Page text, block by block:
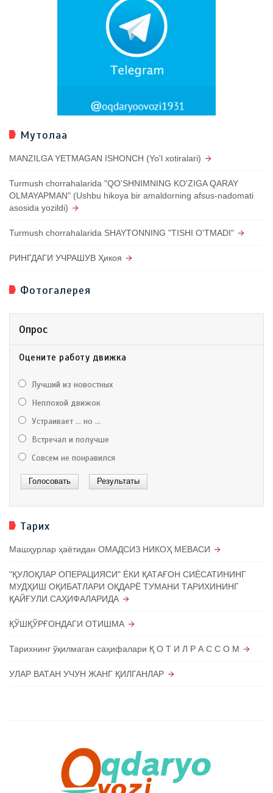
Мутолаа
MANZILGA YETMAGAN ISHONCH (Yo'l xotiralari)
Turmush chorrahalarida "QO'SHNIMNING KO'ZIGA QARAY
OLMAYAPMAN" (Ushbu hikoya bir amaldorning afsus-nadomati
asosida yozildi)
Turmush chorrahalarida SHAYTONNING "TISHI O'TMADI"
РИНГДАГИ УЧРАШУВ Ҳикоя
Фотогалерея
Опрос
Оцените работу движка
Лучший из новостных
Неплохой движок
Устраивает ... но ...
Встречал и получше
Совсем не понравился
Тарих
Машҳурлар ҳаётидан ОМАДСИЗ НИКОҲ МЕВАСИ
"ҚУЛОҚЛАР ОПЕРАЦИЯСИ" ЁКИ ҚАТАҒОН СИЁСАТИНИНГ
МУДҲИШ ОҚИБАТЛАРИ ОҚДАРЁ ТУМАНИ ТАРИХИНИНГ
ҚАЙҒУЛИ САҲИФАЛАРИДА
ҚЎШҚЎРҒОНДАГИ ОТИШМА
Тарихнинг ўқилмаган саҳифалари Қ О Т И Л Р А С С О М
УЛАР ВАТАН УЧУН ЖАНГ ҚИЛГАНЛАР